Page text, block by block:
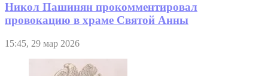
Никол Пашинян прокомментировал
провокацию в храме Святой Анны
15:45, 29 мар 2026